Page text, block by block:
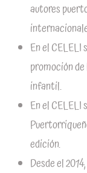
autores
En el
promoción
infantil.
En el
edición.
Desde el